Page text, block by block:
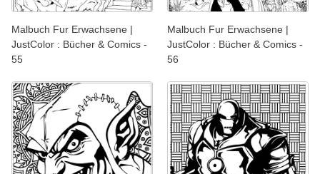
Malbuch Fur Erwachsene |
JustColor : Bücher & Comics -
55
Malbuch Fur Erwachsene |
JustColor : Bücher & Comics -
56